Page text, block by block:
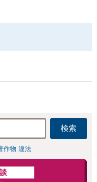
検索
作物 違法